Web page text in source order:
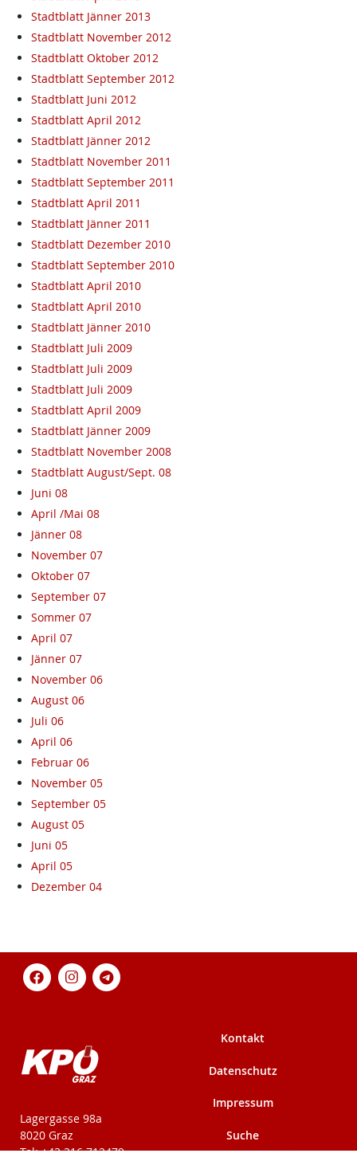
Stadtblatt Jänner 2013
Stadtblatt November 2012
Stadtblatt Oktober 2012
Stadtblatt September 2012
Stadtblatt Juni 2012
Stadtblatt April 2012
Stadtblatt Jänner 2012
Stadtblatt November 2011
Stadtblatt September 2011
Stadtblatt April 2011
Stadtblatt Jänner 2011
Stadtblatt Dezember 2010
Stadtblatt September 2010
Stadtblatt April 2010
Stadtblatt April 2010
Stadtblatt Jänner 2010
Stadtblatt Juli 2009
Stadtblatt Juli 2009
Stadtblatt Juli 2009
Stadtblatt April 2009
Stadtblatt Jänner 2009
Stadtblatt November 2008
Stadtblatt August/Sept. 08
Juni 08
April /Mai 08
Jänner 08
November 07
Oktober 07
September 07
Sommer 07
April 07
Jänner 07
November 06
August 06
Juli 06
April 06
Februar 06
November 05
September 05
August 05
Juni 05
April 05
Dezember 04
KPÖ-Steiermark
Lagergasse 98a
8020 Graz
Tel: +43 316 712479
Kontakt
Datenschutz
Impressum
Suche